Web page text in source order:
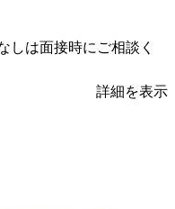
しは面接時にご相談く
詳細を表示